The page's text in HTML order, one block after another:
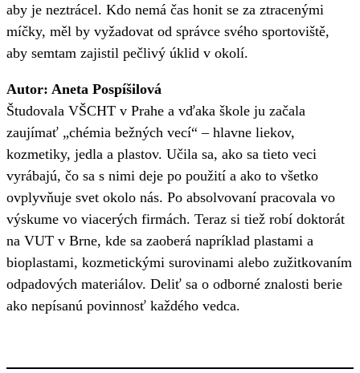
aby je neztrácel. Kdo nemá čas honit se za ztracenými
míčky, měl by vyžadovat od správce svého sportoviště,
aby semtam zajistil pečlivý úklid v okolí.
Autor: Aneta Pospíšilová
Študovala VŠCHT v Prahe a vďaka škole ju začala
zaujímať „chémia bežných vecí“ – hlavne liekov,
kozmetiky, jedla a plastov. Učila sa, ako sa tieto veci
vyrábajú, čo sa s nimi deje po použití a ako to všetko
ovplyvňuje svet okolo nás. Po absolvovaní pracovala vo
výskume vo viacerých firmách. Teraz si tiež robí doktorát
na VUT v Brne, kde sa zaoberá napríklad plastami a
bioplastami, kozmetickými surovinami alebo zužitkovaním
odpadových materiálov. Deliť sa o odborné znalosti berie
ako nepísanú povinnosť každého vedca.